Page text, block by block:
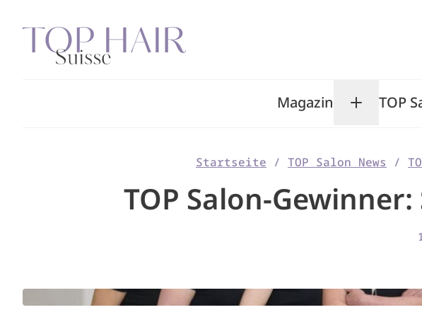
Inhalt
springen
Magazin Toggle
TOP
Startseite / TOP Salon News /
TOP Salon-